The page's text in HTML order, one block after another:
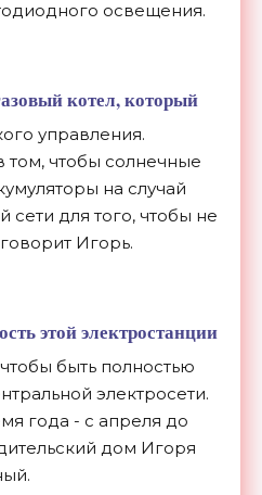
освещения.
котел, который
управления.
том, чтобы солнечные
на случай
сети для того, чтобы не
Игорь.
этой электростанции
быть полностью
электросети.
года - с апреля до
дом Игоря